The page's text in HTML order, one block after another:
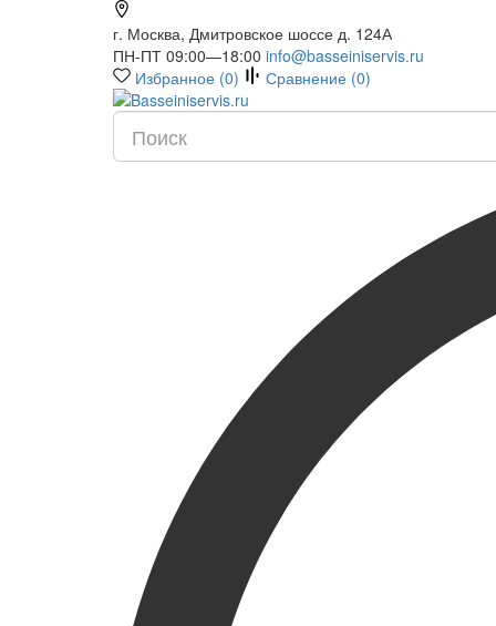
г. Москва, Дмитровское шоссе д. 124А
ПН-ПТ 09:00—18:00 info@basseiniservis.ru
Избранное (0) Сравнение (0)